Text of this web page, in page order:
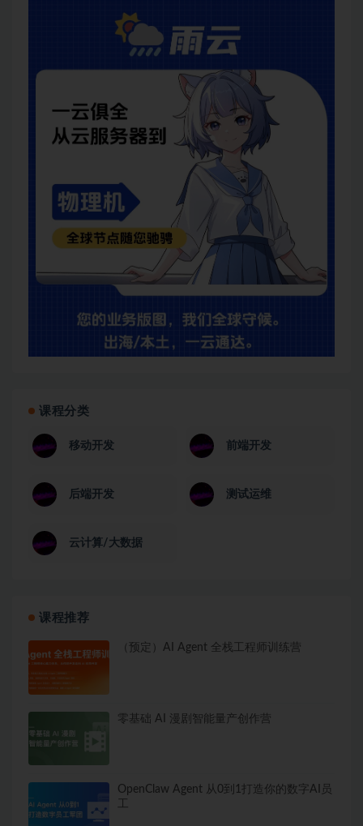
课程分类
移动开发 前端开发
后端开发 测试运维
云计算/大数据
课程推荐
（预定）AI Agent 全栈工程师训练营
零基础 AI 漫剧智能量产创作营
OpenClaw Agent 从0到1打造你的数字AI员
工